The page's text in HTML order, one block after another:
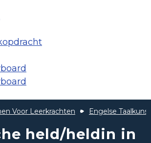
Voor Leerkrachten Engelse Taalkunst
held/heldin in